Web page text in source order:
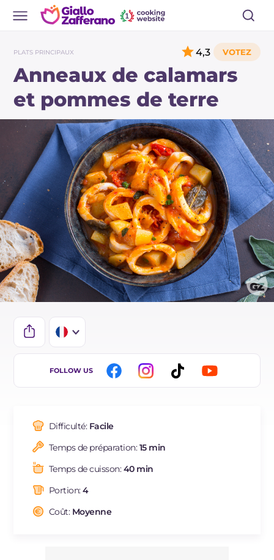
PLATS PRINCIPAUX
Anneaux de calamars
et pommes de terre
4,3
IT
BR
DE
NL
FOLLOW US
Difficulté: Facile
Temps de préparation:15 min
Temps de cuisson:40 min
Portion:4
Coût: Moyenne